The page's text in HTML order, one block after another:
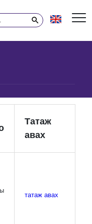
Татаж
авах
татаж авах